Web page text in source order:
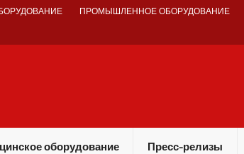
ПРОМЫШЛЕННОЕ ОБОРУДОВАНИЕ
оборудование Пресс-релизы